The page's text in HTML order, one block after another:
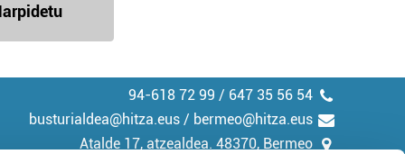
94-618 72 99 / 647 35 56 54
busturialdea@hitza.eus / bermeo@hitza.eus
Atalde 17, atzealdea. 48370, Bermeo